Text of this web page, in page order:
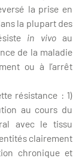
la prise en
la plupart des
in vivoau
de la maladie
ou à l’arrêt
résistance : 1)
au cours du
avec le tissu
clairement
chronique et